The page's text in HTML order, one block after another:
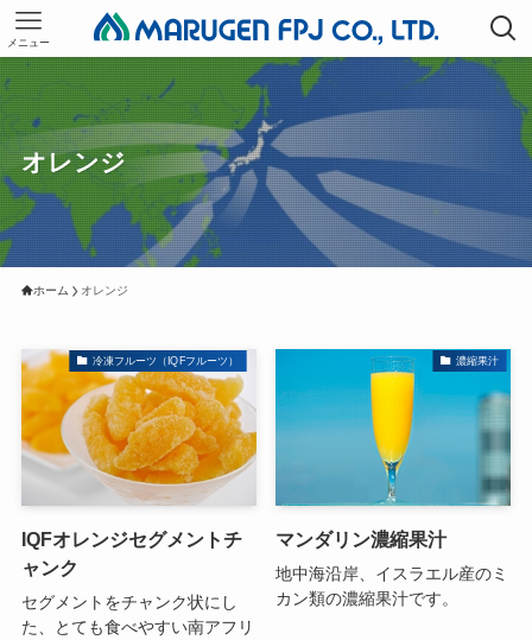
メニュー
オレンジ
ホーム オレンジ
冷凍フルーツ（IQFフルーツ）
IQFオレンジセグメントチ
ャンク
セグメントをチャンク状にし
た、とても食べやすい南アフリ
濃縮果汁
マンダリン濃縮果汁
地中海沿岸、イスラエル産のミ
カン類の濃縮果汁です。